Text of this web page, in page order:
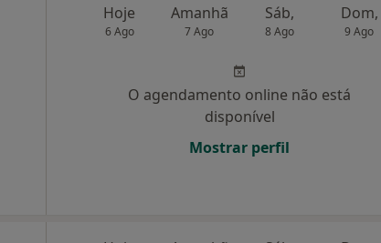
Hoje
6 Ago
Amanhã
7 Ago
Sáb,
8 Ago
Dom,
9 Ago
O agendamento online não está
disponível
Mostrar perfil